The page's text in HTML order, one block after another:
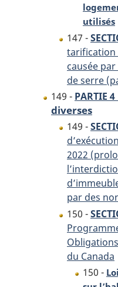
utilisés
147 -
tarification
causée
de serre
149 - PARTIE 4
diverses
149 -
2022
par des
150 -
du Canada
150 -